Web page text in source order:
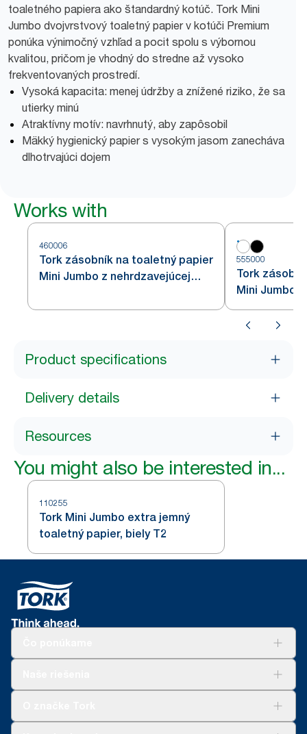
toaletného papiera ako štandardný kotúč. Tork Mini
Jumbo dvojvrstvový toaletný papier v kotúči Premium
ponúka výnimočný vzhľad a pocit spolu s výbornou
kvalitou, pričom je vhodný do stredne až vysoko
frekventovaných prostredí.
Vysoká kapacita: menej údržby a znížené riziko, že sa
utierky minú
Atraktívny motív: navrhnutý, aby zapôsobil
Mäkký hygienický papier s vysokým jasom zanecháva
dlhotrvajúci dojem
Works with
460006
Tork zásobník na toaletný papier
Mini Jumbo z nehrdzavejúcej
555000
Tork
Mini Jumbo,
Product specifications
Delivery details
Resources
You might also be interested in...
110255
Tork Mini Jumbo extra jemný
toaletný papier, biely T2